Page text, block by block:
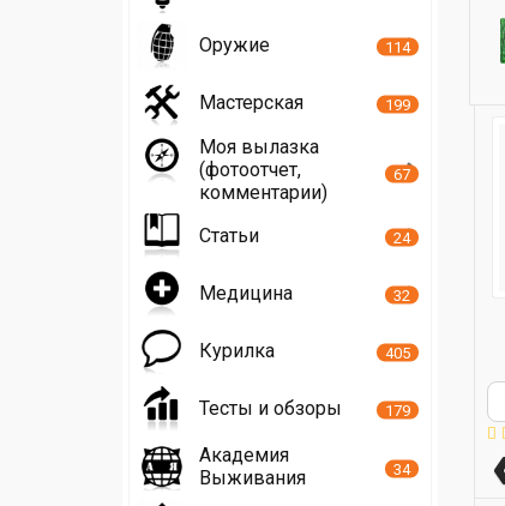
Оружие 114
Мастерская 199
Моя вылазка
(фотоотчет,
комментарии)
67
Статьи 24
Медицина 32
Курилка 405
Тесты и обзоры 179
Академия
Выживания
34